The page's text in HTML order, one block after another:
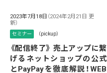
2023年7月18日 （2024年2月21日 更
新）
セミナー （pickup）
《配信終了》 売上アップに繋
げるネットショップの公式
とPayPayを徹底解説！WEB